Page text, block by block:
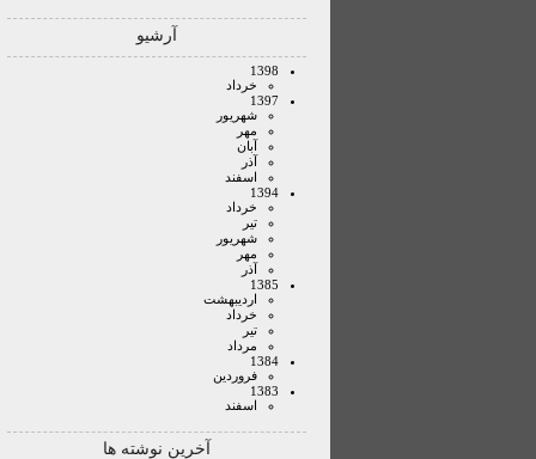
آرشیو
1398
خرداد
1397
شهريور
مهر
آبان
آذر
اسفند
1394
خرداد
تير
شهريور
مهر
آذر
1385
ارديبهشت
خرداد
تير
مرداد
1384
فروردين
1383
اسفند
آخرین نوشته ها